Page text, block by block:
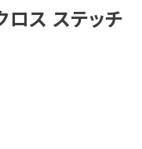
ス ステッチ